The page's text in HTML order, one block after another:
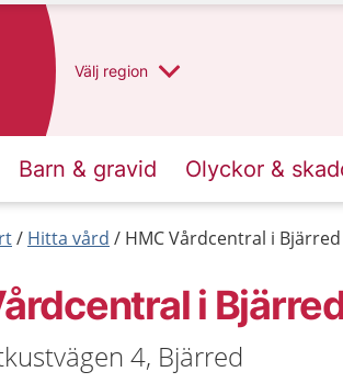
1177 Välj region
Barn & gravid Olyckor &
Hitta vård HMC Vårdcentral i Bjärred
i
4, Bjärred